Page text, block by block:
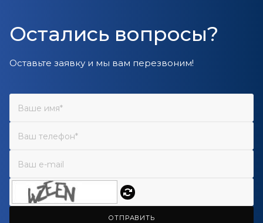
Остались вопросы?
Оставьте заявку и мы вам перезвоним!
ОТПРАВИТЬ